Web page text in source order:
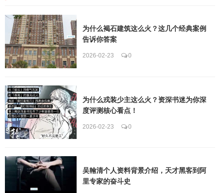
为什么褐石建筑这么火？这几个经典案例
告诉你答案
2026-02-23 0
为什么戎装少主这么火？资深书迷为你深
度评测核心看点！
2026-02-23 0
吴翰清个人资料背景介绍，天才黑客到阿
里专家的奋斗史